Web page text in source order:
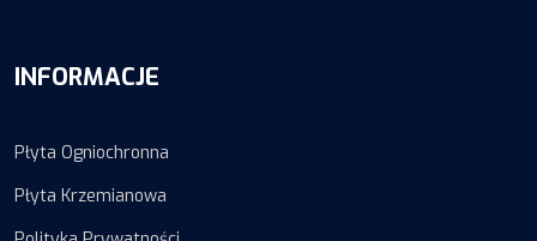
INFORMACJE
Płyta Ogniochronna
Płyta Krzemianowa